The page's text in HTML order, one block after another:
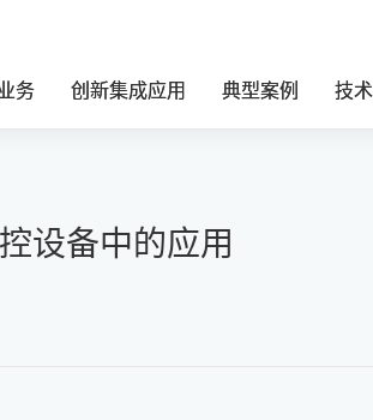
务 创新集成应用 典型案例 技
设备中的应用